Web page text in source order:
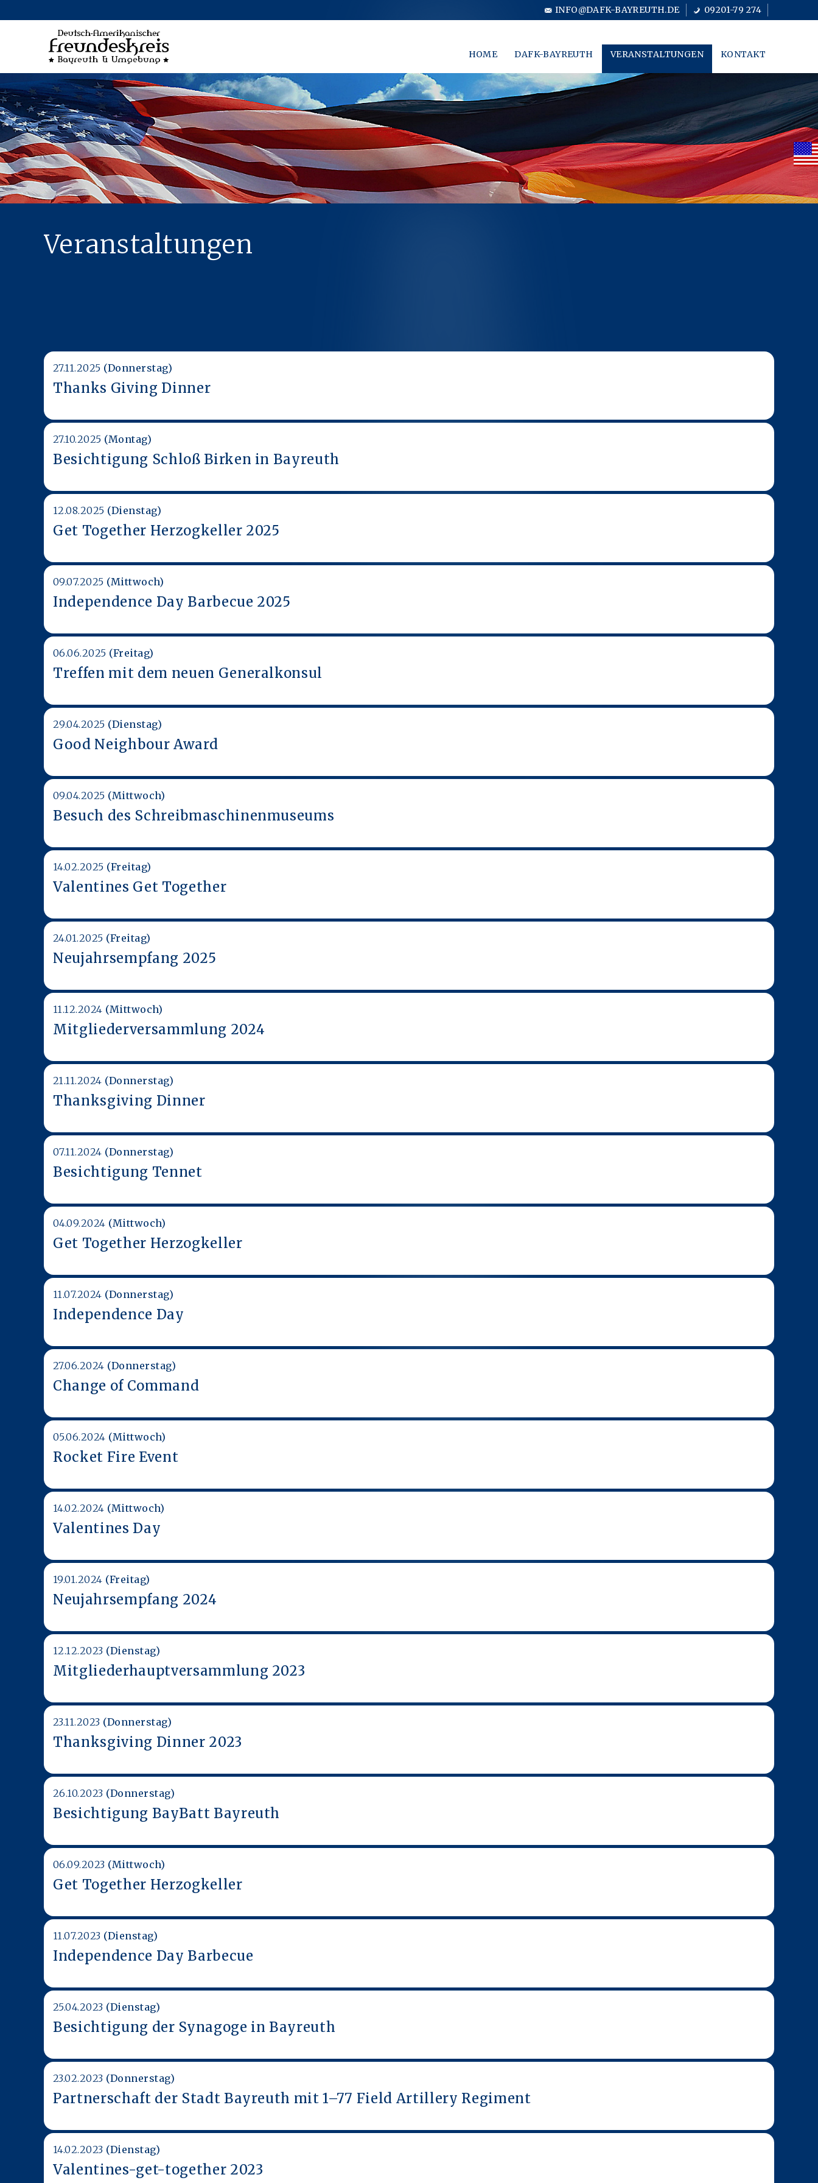
INFO@DAFK-BAYREUTH.DE 09201-79 274
HOME DAFK-BAYREUTH VERANSTALTUNGEN KONTAKT
Veranstaltungen
27.11.2025 (Donnerstag)
Thanks Giving Dinner
27.10.2025 (Montag)
Besichtigung Schloß Birken in Bayreuth
12.08.2025 (Dienstag)
Get Together Herzogkeller 2025
09.07.2025 (Mittwoch)
Independence Day Barbecue 2025
06.06.2025 (Freitag)
Treffen mit dem neuen Generalkonsul
29.04.2025 (Dienstag)
Good Neighbour Award
09.04.2025 (Mittwoch)
Besuch des Schreibmaschinenmuseums
14.02.2025 (Freitag)
Valentines Get Together
24.01.2025 (Freitag)
Neujahrsempfang 2025
11.12.2024 (Mittwoch)
Mitgliederversammlung 2024
21.11.2024 (Donnerstag)
Thanksgiving Dinner
07.11.2024 (Donnerstag)
Besichtigung Tennet
04.09.2024 (Mittwoch)
Get Together Herzogkeller
11.07.2024 (Donnerstag)
Independence Day
27.06.2024 (Donnerstag)
Change of Command
05.06.2024 (Mittwoch)
Rocket Fire Event
14.02.2024 (Mittwoch)
Valentines Day
19.01.2024 (Freitag)
Neujahrsempfang 2024
12.12.2023 (Dienstag)
Mitgliederhauptversammlung 2023
23.11.2023 (Donnerstag)
Thanksgiving Dinner 2023
26.10.2023 (Donnerstag)
Besichtigung BayBatt Bayreuth
06.09.2023 (Mittwoch)
Get Together Herzogkeller
11.07.2023 (Dienstag)
Independence Day Barbecue
25.04.2023 (Dienstag)
Besichtigung der Synagoge in Bayreuth
23.02.2023 (Donnerstag)
Partnerschaft der Stadt Bayreuth mit 1–77 Field Artillery Regiment
14.02.2023 (Dienstag)
Valentines-get-together 2023